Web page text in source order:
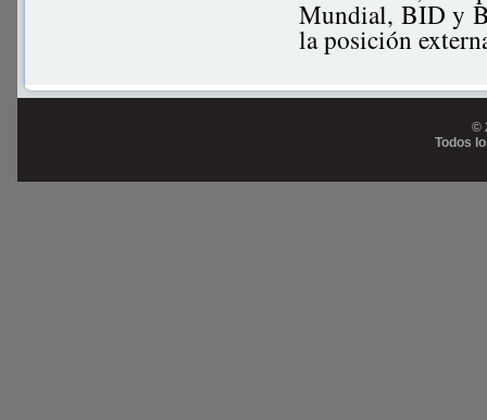
Mundial, BID y
la posición
©
Todos